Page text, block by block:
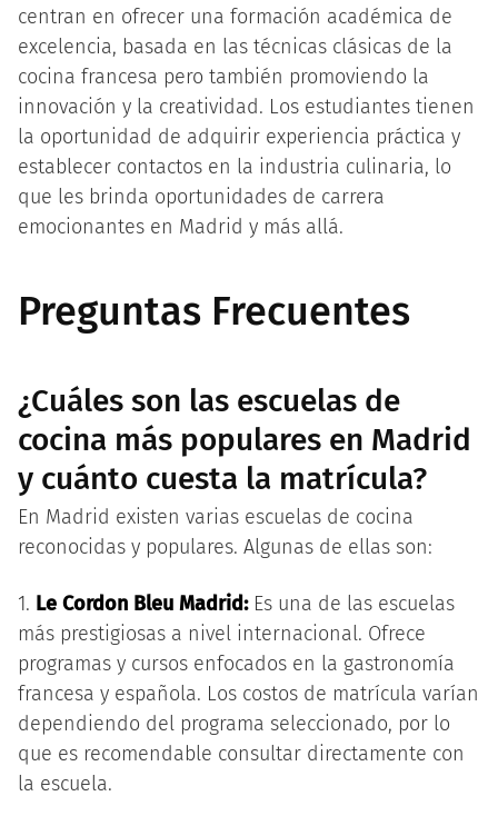
centran en ofrecer una formación académica de
excelencia, basada en las técnicas clásicas de la
cocina francesa pero también promoviendo la
innovación y la creatividad. Los estudiantes tienen
la oportunidad de adquirir experiencia práctica y
establecer contactos en la industria culinaria, lo
que les brinda oportunidades de carrera
emocionantes en Madrid y más allá.
Preguntas Frecuentes
¿Cuáles son las escuelas de
cocina más populares en Madrid
y cuánto cuesta la matrícula?
En Madrid existen varias escuelas de cocina
reconocidas y populares. Algunas de ellas son:
1. Le Cordon Bleu Madrid:Es una de las escuelas
más prestigiosas a nivel internacional. Ofrece
programas y cursos enfocados en la gastronomía
francesa y española. Los costos de matrícula varían
dependiendo del programa seleccionado, por lo
que es recomendable consultar directamente con
la escuela.